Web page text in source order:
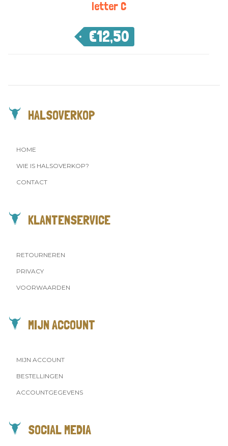
letter C
€12,50
HALSOVERKOP
HOME
WIE IS HALSOVERKOP?
CONTACT
KLANTENSERVICE
RETOURNEREN
PRIVACY
VOORWAARDEN
MIJN ACCOUNT
MIJN ACCOUNT
BESTELLINGEN
ACCOUNTGEGEVENS
SOCIAL MEDIA